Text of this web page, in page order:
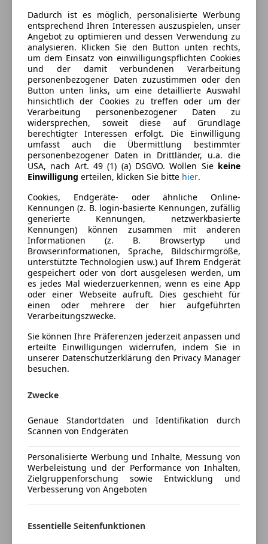
Ausstattung
Komfort
2-Zonen-Klimaautomatik
Armlehne
Einparkhilfe
Einparkhilfe Sensoren hinten
Einparkhilfe Sensoren vorne
Elektrische Fensterheber
Elektrische Seitenspiegel
Lederlenkrad
Lichtsensor
Multifunktionslenkrad
Navigationssystem
Regensensor
Schlüssellose Zentralverriegelung
Sitzheizung
Start/Stop-Automatik
Tempomat
Unterhaltung/Media
Bordcomputer
DAB-Radio
Freisprecheinrichtung
Radio
Volldigitales Kombiinstrument
W-Lan / Wifi Hotspot
Sicherheit
ABS
Abstandstempomat
Beifahrerairbag
Mehr anzeigen
Farbe und Innenausstattung
Außenfarbe
Grau
Farbe laut Hersteller
Skyscraper Grau
metallic
Lackierung
Metallic
Innenausstattung
Fahrzeugbeschreibung
Sitzbezug
Stoff-/ Sensatec Anthrazit
Editionen und Pakete
Außenspiegel elektr. anklappbar
ConnectedDrive Services (laufzeitgebundener
Dienst)
(laufzeitgebundener Dienst)
Kraftstofftank: vergrößert
Steptronic Getriebe mit Doppelkupplung
Beifahrerairbag-Deaktivierung
Mehr anzeigen
Preisbewertung
Mehr anzeigen
Versicherung
Dadurch ist es möglich, personalisierte Werbung
entsprechend Ihren Interessen auszuspielen, unser
Angebot zu optimieren und dessen Verwendung zu
analysieren. Klicken Sie den Button unten rechts,
um dem Einsatz von einwilligungspflichten Cookies
und der damit verbundenen Verarbeitung
personenbezogener Daten zuzustimmen oder den
Button unten links, um eine detaillierte Auswahl
hinsichtlich der Cookies zu treffen oder um der
Verarbeitung personenbezogener Daten zu
widersprechen, soweit diese auf Grundlage
berechtigter Interessen erfolgt. Die Einwilligung
umfasst auch die Übermittlung bestimmter
personenbezogener Daten in Drittländer, u.a. die
USA, nach Art. 49 (1) (a) DSGVO. Wollen Sie keine
Einwilligung erteilen, klicken Sie bitte hier.
Cookies, Endgeräte- oder ähnliche Online-
Kennungen (z. B. login-basierte Kennungen, zufällig
generierte Kennungen, netzwerkbasierte
Kennungen) können zusammen mit anderen
Informationen (z. B. Browsertyp und
Browserinformationen, Sprache, Bildschirmgröße,
unterstützte Technologien usw.) auf Ihrem Endgerät
gespeichert oder von dort ausgelesen werden, um
es jedes Mal wiederzuerkennen, wenn es eine App
oder einer Webseite aufruft. Dies geschieht für
einen oder mehrere der hier aufgeführten
Verarbeitungszwecke.
Sie können Ihre Präferenzen jederzeit anpassen und
erteilte Einwilligungen widerrufen, indem Sie in
unserer Datenschutzerklärung den Privacy Manager
besuchen.
Zwecke
Genaue Standortdaten und Identifikation durch
Scannen von Endgeräten
Personalisierte Werbung und Inhalte, Messung von
Werbeleistung und der Performance von Inhalten,
Zielgruppenforschung sowie Entwicklung und
Verbesserung von Angeboten
Essentielle Seitenfunktionen